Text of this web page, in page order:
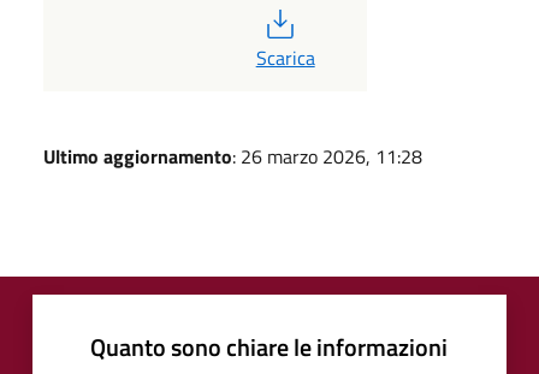
Scarica
Ultimo aggiornamento: 26 marzo 2026, 11:28
Quanto sono chiare le informazioni